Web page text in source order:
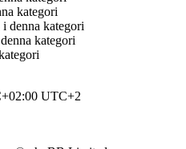
kategori
denna kategori
kategori
UTC+2